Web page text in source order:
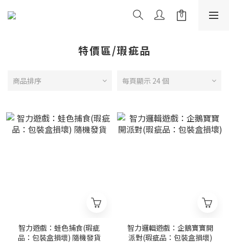
特價區/瑕疵品
商品排序 每頁顯示 24 個
智力遊戲：蛙色捕食(瑕疵
品：包裝盒損壞) 隨機發貨
智力邏輯遊戲：企鵝寶寶開
派對(瑕疵品：包裝盒損壞)